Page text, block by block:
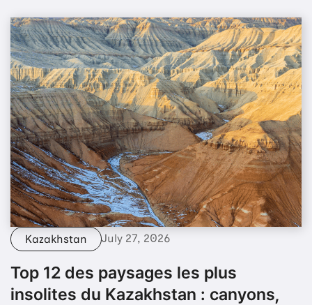
Kazakhstan July 27, 2026
Top 12 des paysages les plus
insolites du Kazakhstan : canyons,